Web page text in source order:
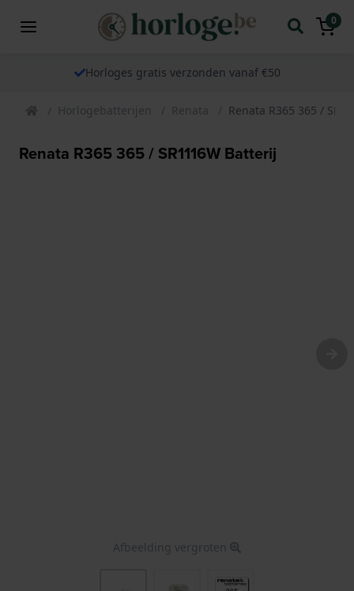
0
Horloges gratis verzonden vanaf €50
Horlogebatterijen Renata Renata R365 365 /
Renata R365 365 / SR1116W Batterij
Afbeelding vergroten